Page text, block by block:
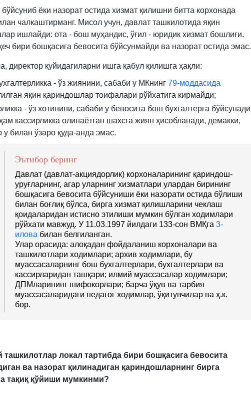
ёки назорат остида хизмат қилишни битта корхонада
чалкаштирманг. Мисол учун, давлат ташкилотида яқин
ишлайди: ота - бош муҳандис, ўғил - юридик хизмат бошлиғи.
бири бошқасига бевосита бўйсунмайди ва назорат остида эмас.
директор қуйидагиларни ишга қабул қилишга ҳақли:
- ўз жиянини, сабаби у МКнинг 79-моддасида
яқин қариндошлар тоифалари рўйхатига кирмайди;
- ўз хотинини, сабаби у бевосита бош бухгалтерга бўйсунади
кассирликка олинаётган шахсга жиян ҳисобланади, демакки,
у билан ўзаро қуда-анда эмас.
Эътибор беринг
Давлат (давлат-акциядорлик) корхоналарининг қариндош-
уруғларнинг, агар уларнинг хизматлари улардан бирининг
бошқасига бевосита бўйсуниши ёки назорати остида бўлиши
билан боғлиқ бўлса, бирга хизмат қилишларини чеклаш
қоидаларидан истисно этилиши мумкин бўлган ходимлари
рўйxати мавжуд. У 11.03.1997 йилдаги 133-сон ВМҚга 3-
илова билан белгиланган.
Улар орасида: алоқадан фойдаланиш корхоналари ва
ташкилотлари ходимлари; архив ходимлари, бу
муассасаларнинг бош бухгалтерлари, бухгалтерлари ва
кассирларидан ташқари; илмий муассасалар ходимлари;
ДПМларининг шифокорлари; барча ўқув ва тарбия
муассасаларидаги педагог ходимлар, ўқитувчилар ва ҳ.к.
бор.
ташкилотлар локал тартибда бири бошқасига бевосита
ва назорат қилинадиган қариндошларнинг бирга
тақиқ қўйиши мумкинми?